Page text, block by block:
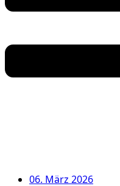
06. März 2026